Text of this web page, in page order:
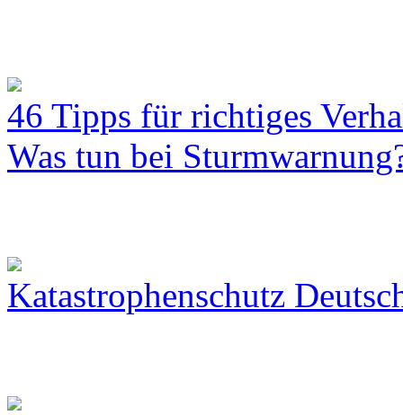
46 Tipps für richtiges
Was tun bei
Katastrophenschutz